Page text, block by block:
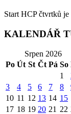
Start HCP čtvrtků
KALENDÁŘ
Srpen 2026
Po Út St Čt Pá So
1
3
4 5 6 7 8
10 11 12 13 14 15
17 18 19 20 21 22